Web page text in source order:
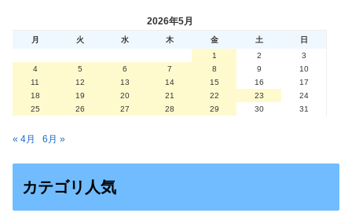
2026年5月
月 火 水 木 金 土
日
1
2
3
4
5 6 7 8 9
10
11
12 13 14 15 16
17
18
19 20 21 22 23
24
25
26 27 28 29 30 31
« 4月 6月 »
カテゴリ人気